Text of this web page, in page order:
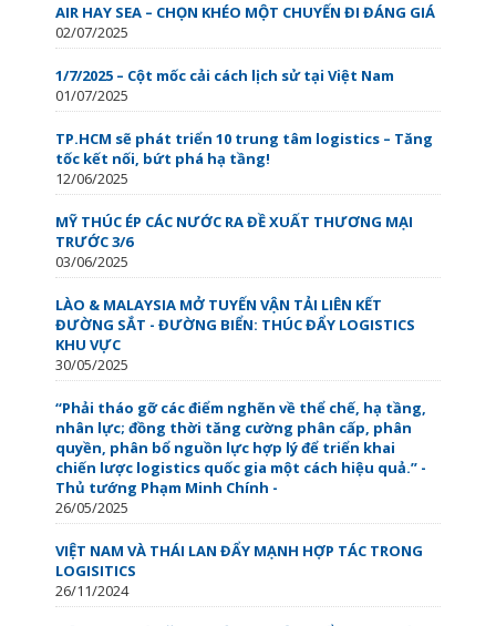
AIR HAY SEA – CHỌN KHÉO MỘT CHUYẾN ĐI ĐÁNG GIÁ
02/07/2025
1/7/2025 – Cột mốc cải cách lịch sử tại Việt Nam
01/07/2025
TP.HCM sẽ phát triển 10 trung tâm logistics – Tăng
tốc kết nối, bứt phá hạ tầng!
12/06/2025
MỸ THÚC ÉP CÁC NƯỚC RA ĐỀ XUẤT THƯƠNG MẠI
TRƯỚC 3/6
03/06/2025
LÀO & MALAYSIA MỞ TUYẾN VẬN TẢI LIÊN KẾT
ĐƯỜNG SẮT - ĐƯỜNG BIỂN: THÚC ĐẨY LOGISTICS
KHU VỰC
30/05/2025
“Phải tháo gỡ các điểm nghẽn về thể chế, hạ tầng,
nhân lực; đồng thời tăng cường phân cấp, phân
quyền, phân bổ nguồn lực hợp lý để triển khai
chiến lược logistics quốc gia một cách hiệu quả.” -
Thủ tướng Phạm Minh Chính -
26/05/2025
VIỆT NAM VÀ THÁI LAN ĐẨY MẠNH HỢP TÁC TRONG
LOGISITICS
26/11/2024